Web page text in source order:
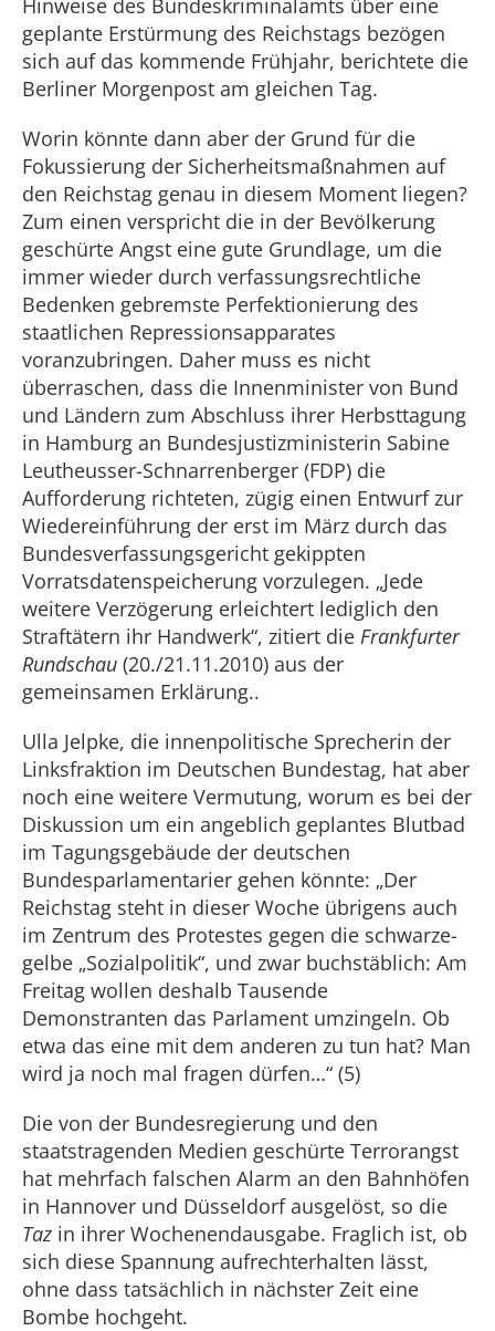
Hinweise des Bundeskriminalamts über eine
geplante Erstürmung des Reichstags bezögen
sich auf das kommende Frühjahr, berichtete die
Berliner Morgenpost am gleichen Tag.
Worin könnte dann aber der Grund für die
Fokussierung der Sicherheitsmaßnahmen auf
den Reichstag genau in diesem Moment liegen?
Zum einen verspricht die in der Bevölkerung
geschürte Angst eine gute Grundlage, um die
immer wieder durch verfassungsrechtliche
Bedenken gebremste Perfektionierung des
staatlichen Repressionsapparates
voranzubringen. Daher muss es nicht
überraschen, dass die Innenminister von Bund
und Ländern zum Abschluss ihrer Herbsttagung
in Hamburg an Bundesjustizministerin Sabine
Leutheusser-Schnarrenberger (FDP) die
Aufforderung richteten, zügig einen Entwurf zur
Wiedereinführung der erst im März durch das
Bundesverfassungsgericht gekippten
Vorratsdatenspeicherung vorzulegen. „Jede
weitere Verzögerung erleichtert lediglich den
Straftätern ihr Handwerk“, zitiert die Frankfurter
Rundschau (20./21.11.2010) aus der
gemeinsamen Erklärung..
Ulla Jelpke, die innenpolitische Sprecherin der
Linksfraktion im Deutschen Bundestag, hat aber
noch eine weitere Vermutung, worum es bei der
Diskussion um ein angeblich geplantes Blutbad
im Tagungsgebäude der deutschen
Bundesparlamentarier gehen könnte: „Der
Reichstag steht in dieser Woche übrigens auch
im Zentrum des Protestes gegen die schwarze-
gelbe „Sozialpolitik“, und zwar buchstäblich: Am
Freitag wollen deshalb Tausende
Demonstranten das Parlament umzingeln. Ob
etwa das eine mit dem anderen zu tun hat? Man
wird ja noch mal fragen dürfen…“ (5)
Die von der Bundesregierung und den
staatstragenden Medien geschürte Terrorangst
hat mehrfach falschen Alarm an den Bahnhöfen
in Hannover und Düsseldorf ausgelöst, so die
Taz in ihrer Wochenendausgabe. Fraglich ist, ob
sich diese Spannung aufrechterhalten lässt,
ohne dass tatsächlich in nächster Zeit eine
Bombe hochgeht.